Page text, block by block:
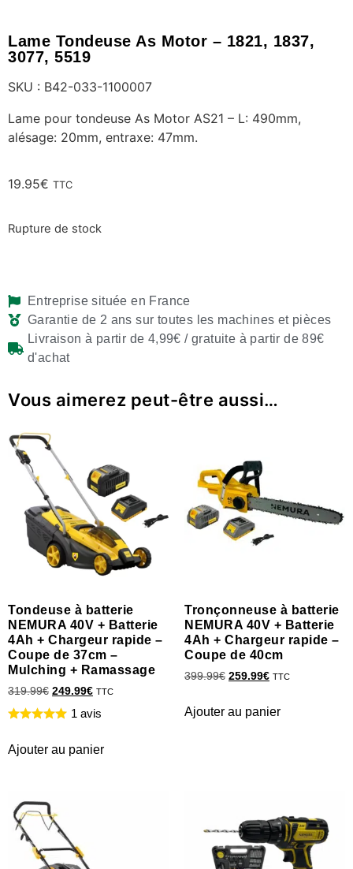
Lame Tondeuse As Motor – 1821, 1837,
3077, 5519
SKU : B42-033-1100007
Lame pour tondeuse As Motor AS21 – L: 490mm,
alésage: 20mm, entraxe: 47mm.
19.95€ TTC
Rupture de stock
Entreprise située en France
Garantie de 2 ans sur toutes les machines et pièces
Livraison à partir de 4,99€ / gratuite à partir de 89€
d'achat
Vous aimerez peut-être aussi…
Tondeuse à batterie
NEMURA 40V + Batterie
4Ah + Chargeur rapide –
Coupe de 37cm –
Mulching + Ramassage
319.99€ 249.99€ TTC
1 avis
Ajouter au panier
Tronçonneuse à batterie
NEMURA 40V + Batterie
4Ah + Chargeur rapide –
Coupe de 40cm
399.99€ 259.99€ TTC
Ajouter au panier